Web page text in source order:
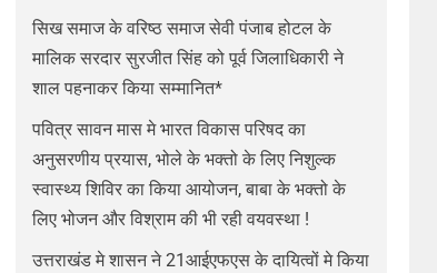
सिख समाज के वरिष्ठ समाज सेवी पंजाब होटल के
मालिक सरदार सुरजीत सिंह को पूर्व जिलाधिकारी ने
शाल पहनाकर किया सम्मानित*
पवित्र सावन मास मे भारत विकास परिषद का
अनुसरणीय प्रयास, भोले के भक्तो के लिए निशुल्क
स्वास्थ्य शिविर का किया आयोजन, बाबा के भक्तो के
लिए भोजन और विश्राम की भी रही वयवस्था !
उत्तराखंड मे शासन ने 21आईएफएस के दायित्वों मे किया